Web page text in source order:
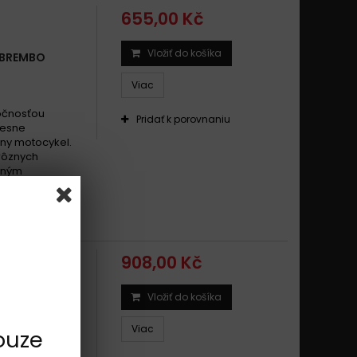
motocykel.
číslom,
655,00 Kč
Vložiť do košíka
Viac
Pridať k porovnaniu
908,00 Kč
Vložiť do košíka
Viac